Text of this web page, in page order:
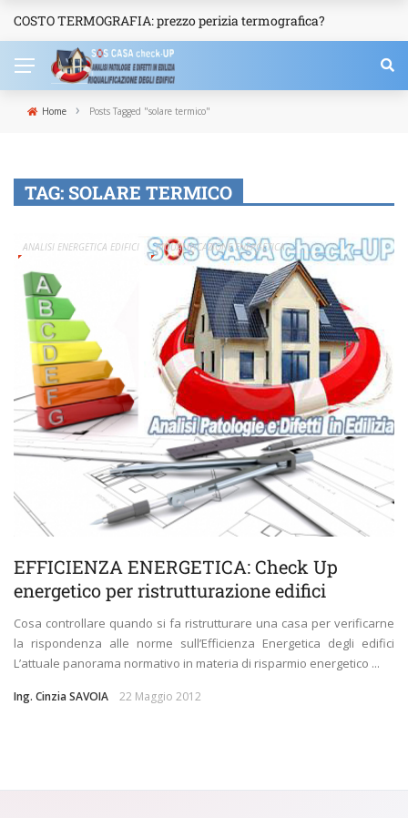
NEWS
COSTO TERMOGRAFIA: prezzo perizia termografica?
Home › Posts Tagged "solare termico"
TAG: SOLARE TERMICO
ANALISI ENERGETICA EDIFICI RIQUALIFICAZIONE ENERGETICA
EFFICIENZA ENERGETICA: Check Up
energetico per ristrutturazione edifici
Cosa controllare quando si fa ristrutturare una casa per verificarne
la rispondenza alle norme sull’Efficienza Energetica degli edifici
L’attuale panorama normativo in materia di risparmio energetico ...
Ing. Cinzia SAVOIA 22 Maggio 2012